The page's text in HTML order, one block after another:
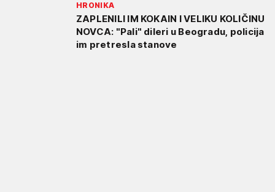
HRONIKA
ZAPLENILI IM KOKAIN I VELIKU KOLIČINU
NOVCA: "Pali" dileri u Beogradu, policija
im pretresla stanove